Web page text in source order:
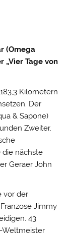
(Omega
„Vier Tage von
Kilometern
Der
& Sapone)
Zweiter.
die nächste
Geraer John
vor der
Jimmy
43
Weltmeister